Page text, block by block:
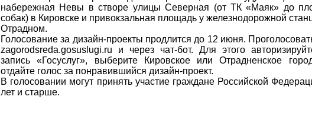
набережная Невы в створе улицы Северная (от ТК «Маяк» до
собак) в Кировске и привокзальная площадь у железнодорожной
Отрадном.
Голосование за дизайн-проекты продлится до 12 июня.
zagorodsreda.gosuslugi.ru и через чат-бот. Для этого
запись «Госуслуг», выберите Кировское или Отрадненское
отдайте голос за понравившийся дизайн-проект.
В голосовании могут принять участие граждане Российской
лет и старше.